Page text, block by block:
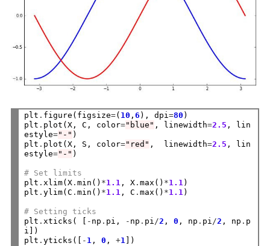
plt . figure(figsize=( 10 ,6 ), dpi=80 )
plt . plot(X, C, color="blue" , linewidth=2.5 , lin
estyle="-" )
plt . plot(X, S, color="red" ,  linewidth=2.5 , lin
estyle="-" )
# Set limits
plt .xlim(X .min() *1.1 , X .max() *1.1)
plt .ylim(C .min() *1.1 , C .max() *1.1)
# Setting ticks
plt .xticks( [ - np . pi, - np . pi/2 , 0 , np . pi/2 , np . p
i])
plt .yticks([ - 1 , 0 , +1